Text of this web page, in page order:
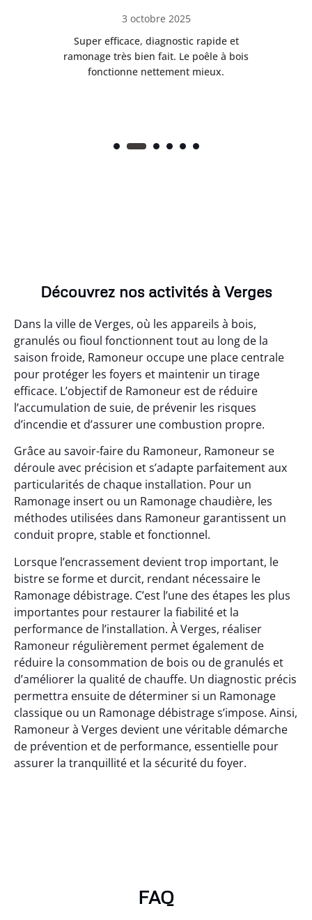
3 octobre 2025
Super efficace, diagnostic rapide et
ramonage très bien fait. Le poêle à bois
fonctionne nettement mieux.
Découvrez nos activités à Verges
Dans la ville de Verges, où les appareils à bois,
granulés ou fioul fonctionnent tout au long de la
saison froide, Ramoneur occupe une place centrale
pour protéger les foyers et maintenir un tirage
efficace. L’objectif de Ramoneur est de réduire
l’accumulation de suie, de prévenir les risques
d’incendie et d’assurer une combustion propre.
Grâce au savoir-faire du Ramoneur, Ramoneur se
déroule avec précision et s’adapte parfaitement aux
particularités de chaque installation. Pour un
Ramonage insert ou un Ramonage chaudière, les
méthodes utilisées dans Ramoneur garantissent un
conduit propre, stable et fonctionnel.
Lorsque l’encrassement devient trop important, le
bistre se forme et durcit, rendant nécessaire le
Ramonage débistrage. C’est l’une des étapes les plus
importantes pour restaurer la fiabilité et la
performance de l’installation. À Verges, réaliser
Ramoneur régulièrement permet également de
réduire la consommation de bois ou de granulés et
d’améliorer la qualité de chauffe. Un diagnostic précis
permettra ensuite de déterminer si un Ramonage
classique ou un Ramonage débistrage s’impose. Ainsi,
Ramoneur à Verges devient une véritable démarche
de prévention et de performance, essentielle pour
assurer la tranquillité et la sécurité du foyer.
FAQ